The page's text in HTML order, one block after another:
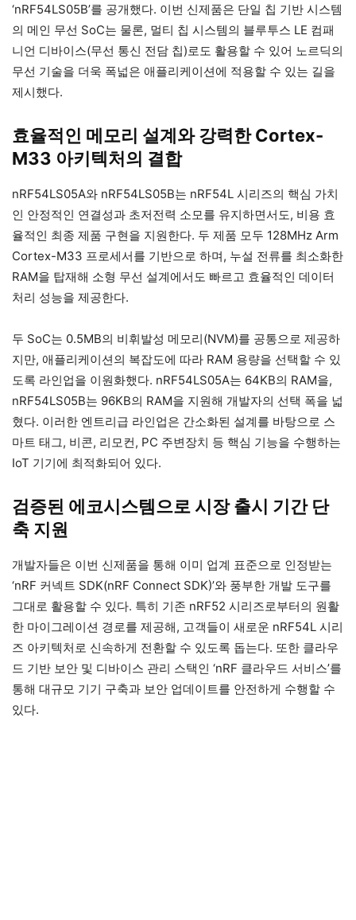
‘nRF54LS05B’를 공개했다. 이번 신제품은 단일 칩 기반 시스템
의 메인 무선 SoC는 물론, 멀티 칩 시스템의 블루투스 LE 컴패
니언 디바이스(무선 통신 전담 칩)로도 활용할 수 있어 노르딕의
무선 기술을 더욱 폭넓은 애플리케이션에 적용할 수 있는 길을
제시했다.
효율적인 메모리 설계와 강력한 Cortex-
M33 아키텍처의 결합
nRF54LS05A와 nRF54LS05B는 nRF54L 시리즈의 핵심 가치
인 안정적인 연결성과 초저전력 소모를 유지하면서도, 비용 효
율적인 최종 제품 구현을 지원한다. 두 제품 모두 128MHz Arm
Cortex-M33 프로세서를 기반으로 하며, 누설 전류를 최소화한
RAM을 탑재해 소형 무선 설계에서도 빠르고 효율적인 데이터
처리 성능을 제공한다.
두 SoC는 0.5MB의 비휘발성 메모리(NVM)를 공통으로 제공하
지만, 애플리케이션의 복잡도에 따라 RAM 용량을 선택할 수 있
도록 라인업을 이원화했다. nRF54LS05A는 64KB의 RAM을,
nRF54LS05B는 96KB의 RAM을 지원해 개발자의 선택 폭을 넓
혔다. 이러한 엔트리급 라인업은 간소화된 설계를 바탕으로 스
마트 태그, 비콘, 리모컨, PC 주변장치 등 핵심 기능을 수행하는
IoT 기기에 최적화되어 있다.
검증된 에코시스템으로 시장 출시 기간 단
축 지원
개발자들은 이번 신제품을 통해 이미 업계 표준으로 인정받는
‘nRF 커넥트 SDK(nRF Connect SDK)’와 풍부한 개발 도구를
그대로 활용할 수 있다. 특히 기존 nRF52 시리즈로부터의 원활
한 마이그레이션 경로를 제공해, 고객들이 새로운 nRF54L 시리
즈 아키텍처로 신속하게 전환할 수 있도록 돕는다. 또한 클라우
드 기반 보안 및 디바이스 관리 스택인 ‘nRF 클라우드 서비스’를
통해 대규모 기기 구축과 보안 업데이트를 안전하게 수행할 수
있다.